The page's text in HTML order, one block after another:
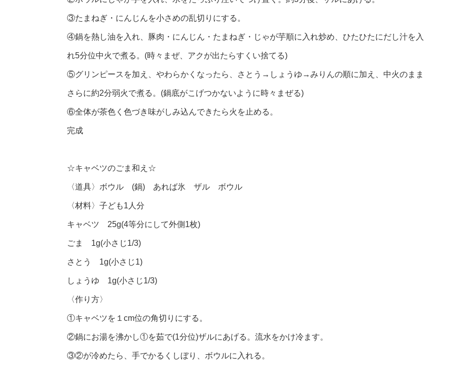
③たまねぎ・にんじんを小さめの乱切りにする。
④鍋を熱し油を入れ、豚肉・にんじん・たまねぎ・じゃが芋順に入れ炒め、ひたひたにだし汁を入
れ5分位中火で煮る。(時々まぜ、アクが出たらすくい捨てる)
⑤グリンピースを加え、やわらかくなったら、さとう→しょうゆ→みりんの順に加え、中火のまま
さらに約2分弱火で煮る。(鍋底がこげつかないように時々まぜる)
⑥全体が茶色く色づき味がしみ込んできたら火を止める。
完成
☆キャベツのごま和え☆
〈道具〉ボウル (鍋) あれば氷 ザル ボウル
〈材料〉子ども1人分
キャベツ 25g(4等分にして外側1枚)
ごま 1g(小さじ1/3)
さとう 1g(小さじ1)
しょうゆ 1g(小さじ1/3)
〈作り方〉
①キャベツを１cm位の角切りにする。
②鍋にお湯を沸かし①を茹で(1分位)ザルにあげる。流水をかけ冷ます。
③②が冷めたら、手でかるくしぼり、ボウルに入れる。